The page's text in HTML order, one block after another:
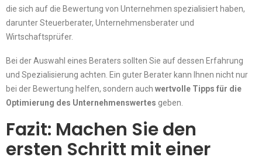
die sich auf die Bewertung von Unternehmen spezialisiert haben,
darunter Steuerberater, Unternehmensberater und
Wirtschaftsprüfer.
Bei der Auswahl eines Beraters sollten Sie auf dessen Erfahrung
und Spezialisierung achten. Ein guter Berater kann Ihnen nicht nur
bei der Bewertung helfen, sondern auch wertvolle Tipps für die
Optimierung des Unternehmenswertes geben.
Fazit: Machen Sie den
ersten Schritt mit einer